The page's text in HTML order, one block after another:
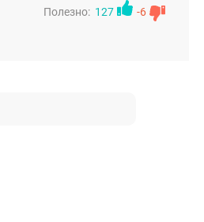
и я каждый раз, смотря
Полезно: 127 -6